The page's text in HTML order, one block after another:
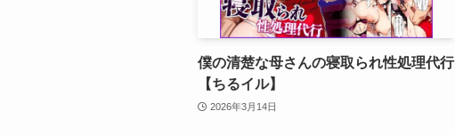
僕の清楚な母さんの寝取られ性処理代行
【ちるイル】
2026年3月14日